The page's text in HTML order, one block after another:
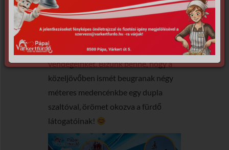
Köszönetet szeretnénk mondani
azért, hogy lélegzetelállító ugrásaikkal
elkápráztatták strandoló
vendégeinket. Bízunk benne, hogy a
közeljövőben ismét beugranak négy
méteres medencénkbe egy dupla
szaltóval, örömet okozva a fürdő
látogatóinak!